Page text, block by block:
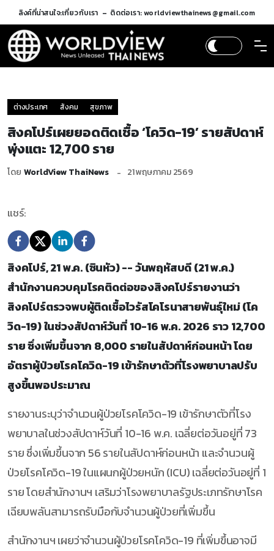
ลิงค์ที่น่าสนใจ:เกี่ยวกับเรา ติดต่อเรา: worldviewthainews@gmail.com
ต่างประเทศ สังคม สุขภาพ
สิงคโปร์เผยยอดติดเชื้อ ‘โควิด-19’ รายสัปดาห์
พุ่งแตะ 12,700 ราย
โดย WorldView ThaiNews 21 พฤษภาคม 2569
แชร์:
สิงคโปร์, 21 พ.ค. (ซินหัว) -- วันพฤหัสบดี (21 พ.ค.)
สำนักงานควบคุมโรคติดต่อของสิงคโปร์รายงานว่า
สิงคโปร์ตรวจพบผู้ติดเชื้อไวรัสโคโรนาสายพันธุ์ใหม่ (โค
วิด-19) ในช่วงสัปดาห์วันที่ 10-16 พ.ค. 2026 ราว 12,700
ราย ซึ่งเพิ่มขึ้นจาก 8,000 รายในสัปดาห์ก่อนหน้า โดย
อัตราผู้ป่วยโรคโควิด-19 เข้ารักษาตัวที่โรงพยาบาลปรับ
สูงขึ้นพอประมาณ
รายงานระบุว่าจำนวนผู้ป่วยโรคโควิด-19 เข้ารักษาตัวที่โรง
พยาบาลในช่วงสัปดาห์วันที่ 10-16 พ.ค. เฉลี่ยต่อวันอยู่ที่ 73
ราย ซึ่งเพิ่มขึ้นจาก 56 รายในสัปดาห์ก่อนหน้า และจำนวนผู้
ป่วยโรคโควิด-19 ในแผนกผู้ป่วยหนัก (ICU) เฉลี่ยต่อวันอยู่ที่ 1
ราย โดยสำนักงานฯ เสริมว่าโรงพยาบาลรัฐประเภทรักษาโรค
เฉียบพลันสามารถรับมือกับจำนวนผู้ป่วยที่เพิ่มขึ้น
สำนักงานฯ เผยว่าจำนวนผู้ป่วยโรคโควิด-19 ที่เพิ่มขึ้นอาจมี